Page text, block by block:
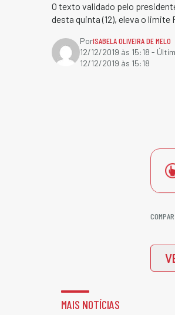
O texto validado pelo
desta quinta (12), eleva o limite
PorISABELA OLIVEIRA DE MELO
12/12/2019 às 15:18 -
12/12/2019 às 15:18
MAIS NOTÍCIAS